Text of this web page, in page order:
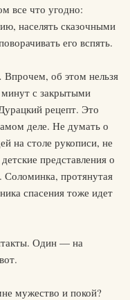
все что угодно:
населять сказочными
его вспять.
об этом нельзя
минут с закрытыми
рецепт. Это
деле. Не думать о
на столе рукописи, не
представления о
Соломинка, протянутая
спасения тоже идет
Один — на
мужество и покой?